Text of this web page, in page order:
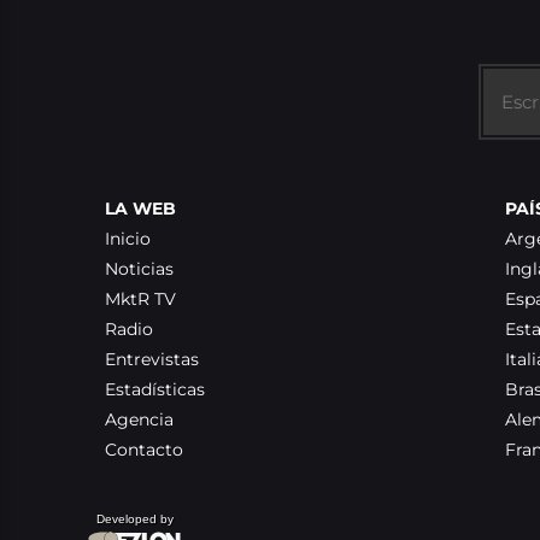
LA WEB
Inicio
Noticias
MktR TV
Radio
Entrevistas
Estadísticas
Agencia
Contacto
Developed by